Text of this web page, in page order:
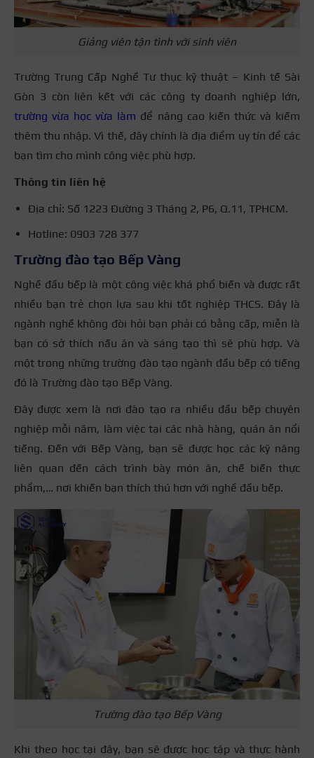
Giảng viên tận tình với sinh viên
Trường Trung Cấp Nghề Tư thục kỹ thuật – Kinh tế Sài
Gòn 3 còn liên kết với các công ty doanh nghiệp lớn,
trường vừa học vừa làm để nâng cao kiến thức và kiếm
thêm thu nhập. Vì thế, đây chính là địa điểm uy tín để các
bạn tìm cho mình công việc phù hợp.
Thông tin liên hệ
Địa chỉ: Số 1223 Đường 3 Tháng 2, P6, Q.11, TPHCM.
Hotline: 0903 728 377
Trường đào tạo Bếp Vàng
Nghề đầu bếp là một công việc khá phổ biến và được rất
nhiều bạn trẻ chọn lựa sau khi tốt nghiệp THCS. Đây là
ngành nghề không đòi hỏi bạn phải có bằng cấp, miễn là
bạn có sở thích nấu ăn và sáng tạo thì sẽ phù hợp. Và
một trong những trường đào tạo ngành đầu bếp có tiếng
đó là Trường đào tạo Bếp Vàng.
Đây được xem là nơi đào tạo ra nhiều đầu bếp chuyên
nghiệp mỗi năm, làm việc tại các nhà hàng, quán ăn nổi
tiếng. Đến với Bếp Vàng, bạn sẽ được học các kỹ năng
liên quan đến cách trình bày món ăn, chế biến thực
phẩm,… nơi khiến bạn thích thú hơn với nghề đầu bếp.
Trường đào tạo Bếp Vàng
Khi theo học tại đây, bạn sẽ được học tập và thực hành